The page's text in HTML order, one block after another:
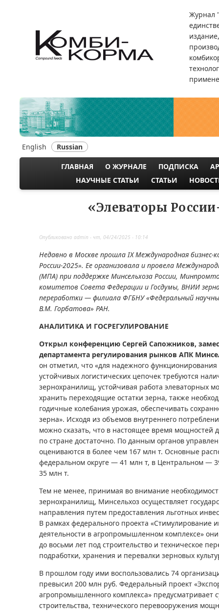
Журнал
English Russian
NAVIGATION
ГЛАВНАЯ О ЖУРНАЛЕ ПОДПИСКА
НАУЧНЫЕ СТАТЬИ
СТАТЬИ
«Элеваторы
Опубликовано admin - чт, 04/24/2025 - 10:14
Недавно в Москве прошла IX Международная бизнес-
России-2025». Ее организовала и провела
(МПА) при поддержке Минсельхоза России,
комитетов Совета Федерации и Госдумы, ВНИИ
переработки — филиала ФГБНУ «Федеральный
В.М. Горбатова» РАН.
АНАЛИТИКА И ГОСРЕГУЛИРОВАНИЕ
Открыл конференцию Сергей Сапожников,
департамента регулирования рынков АПК
он отметил, что «для надежного
устойчивых логистических цепочек требуются
зернохранилищ, устойчивая работа элеваторных
хранить переходящие остатки зерна, также
годичные колебания урожая, обеспечивать
зерна». Исходя из объемов внутреннего
можно сказать, что в настоящее время мощностей
по стране достаточно. По данным органов
оцениваются в более чем 167 млн т. Основные
федеральном округе — 41 млн т, в Центральном
35 млн т.
Тем не менее, принимая во внимание
зернохранилищ, Минсельхоз осуществляет
направления путем предоставления льготных
В рамках федерального проекта «Стимулирование
деятельности в агропромышленном комплексе»
до восьми лет под строительство и техническое
подработки, хранения и перевалки зерновых
В прошлом году ими воспользовались 74
превысил 200 млн руб. Федеральный проект
агропромышленного комплекса» предусматривает
строительства, технического перевооружения